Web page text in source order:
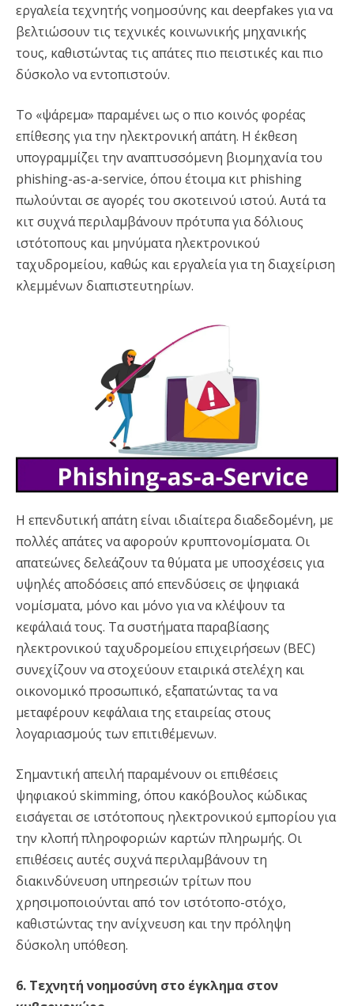
εργαλεία τεχνητής νοημοσύνης και deepfakes για να
βελτιώσουν τις τεχνικές κοινωνικής μηχανικής
τους, καθιστώντας τις απάτες πιο πειστικές και πιο
δύσκολο να εντοπιστούν.
Το «ψάρεμα» παραμένει ως ο πιο κοινός φορέας
επίθεσης για την ηλεκτρονική απάτη. Η έκθεση
υπογραμμίζει την αναπτυσσόμενη βιομηχανία του
phishing-as-a-service, όπου έτοιμα κιτ phishing
πωλούνται σε αγορές του σκοτεινού ιστού. Αυτά τα
κιτ συχνά περιλαμβάνουν πρότυπα για δόλιους
ιστότοπους και μηνύματα ηλεκτρονικού
ταχυδρομείου, καθώς και εργαλεία για τη διαχείριση
κλεμμένων διαπιστευτηρίων.
Η επενδυτική απάτη είναι ιδιαίτερα διαδεδομένη, με
πολλές απάτες να αφορούν κρυπτονομίσματα. Οι
απατεώνες δελεάζουν τα θύματα με υποσχέσεις για
υψηλές αποδόσεις από επενδύσεις σε ψηφιακά
νομίσματα, μόνο και μόνο για να κλέψουν τα
κεφάλαιά τους. Τα συστήματα παραβίασης
ηλεκτρονικού ταχυδρομείου επιχειρήσεων (BEC)
συνεχίζουν να στοχεύουν εταιρικά στελέχη και
οικονομικό προσωπικό, εξαπατώντας τα να
μεταφέρουν κεφάλαια της εταιρείας στους
λογαριασμούς των επιτιθέμενων.
Σημαντική απειλή παραμένουν οι επιθέσεις
ψηφιακού skimming, όπου κακόβουλος κώδικας
εισάγεται σε ιστότοπους ηλεκτρονικού εμπορίου για
την κλοπή πληροφοριών καρτών πληρωμής. Οι
επιθέσεις αυτές συχνά περιλαμβάνουν τη
διακινδύνευση υπηρεσιών τρίτων που
χρησιμοποιούνται από τον ιστότοπο-στόχο,
καθιστώντας την ανίχνευση και την πρόληψη
δύσκολη υπόθεση.
6. Τεχνητή νοημοσύνη στο έγκλημα στον